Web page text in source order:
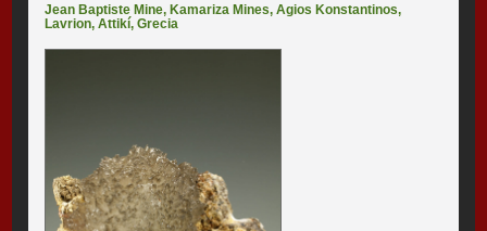
Jean Baptiste Mine, Kamariza Mines,Agios Konstantinos,
Lavrion,Attikí,Grecia